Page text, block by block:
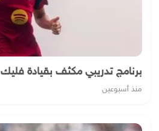
برنامج تدريبي مكثف بقيادة فليك
منذ أسبوعين